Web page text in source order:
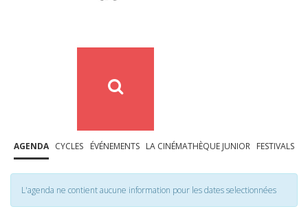
AGENDA CYCLES ÉVÉNEMENTS LA CINÉMATHÈQUE JUNIOR FESTIVALS
L'agenda ne contient aucune information pour les dates selectionnées